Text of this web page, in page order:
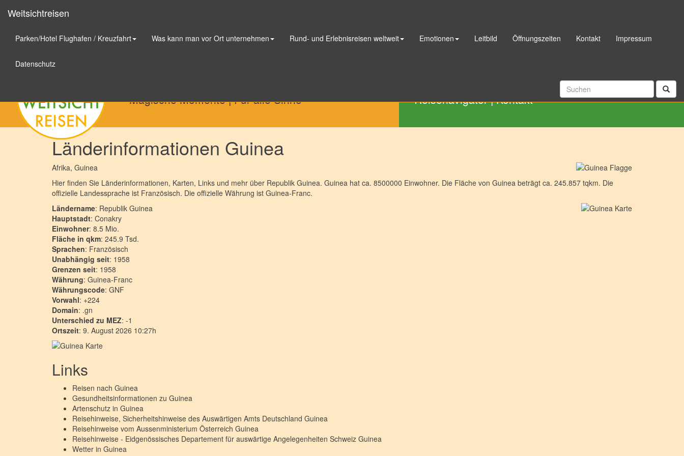
Magische Momente|Für alle Sinne Reisenavigator|Kontakt
Länderinformationen Guinea
Afrika, Guinea
Hier finden Sie Länderinformationen, Karten, Links und mehr über Republik Guinea. Guinea hat ca. 8500000 Einwohner. Die Fläche von Guinea beträgt ca. 245.857 tqkm. Die
offizielle Landessprache ist Französisch. Die offizielle Währung ist Guinea-Franc.
Ländername: Republik Guinea
Hauptstadt: Conakry
Einwohner: 8.5 Mio.
Fläche in qkm: 245.9 Tsd.
Sprachen: Französisch
Unabhängig seit: 1958
Grenzen seit: 1958
Währung: Guinea-Franc
Währungscode: GNF
Vorwahl: +224
Domain: .gn
Unterschied zu MEZ: -1
Ortszeit: 9. August 2026 10:27h
Links
Reisen nach Guinea
Gesundheitsinformationen zu Guinea
Artenschutz in Guinea
Reisehinweise, Sicherheitshinweise des Auswärtigen Amts Deutschland Guinea
Reisehinweise vom Aussenministerium Österreich Guinea
Reisehinweise - Eidgenössisches Departement für auswärtige Angelegenheiten Schweiz Guinea
Wetter in Guinea
Weitsichtreisen
Parken/Hotel Flughafen / Kreuzfahrt Was kann man vor Ort unternehmen Rund- und Erlebnisreisen weltweit Emotionen Leitbild Öffnungszeiten Kontakt Impressum
Datenschutz